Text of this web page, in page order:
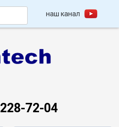
наш канал
228-72-04